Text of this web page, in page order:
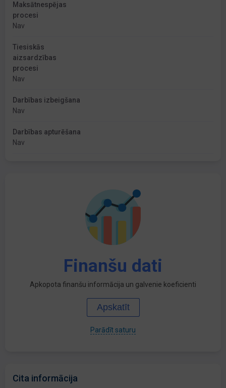
Maksātnespējas
procesi
Nav
Tiesiskās
aizsardzības
procesi
Nav
Darbības izbeigšana
Nav
Darbības apturēšana
Nav
Finanšu dati
Apkopota finanšu informācija un galvenie koeficienti
Apskatīt
Parādīt saturu
Cita informācija